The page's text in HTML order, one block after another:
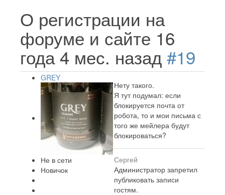
О регистрации на
форуме и сайте 16
года 4 мес. назад #19
GREY
Не в сети
Новичок
Нету такого.
Я тут подумал: если
блокируется почта от
робота, то и мои письма с
того же мейлера будут
блокироваться?
Сергей
Администратор запретил
публиковать записи
гостям.